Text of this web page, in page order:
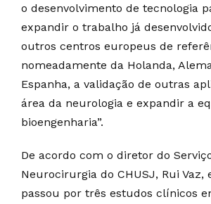
o desenvolvimento de tecnologia
expandir o trabalho já
outros centros europeus de
nomeadamente da Holanda,
Espanha, a validação de outras
área da neurologia e expandir a
bioengenharia”.
De acordo com o diretor do
Neurocirurgia do CHUSJ, Rui Vaz,
passou por três estudos clínicos